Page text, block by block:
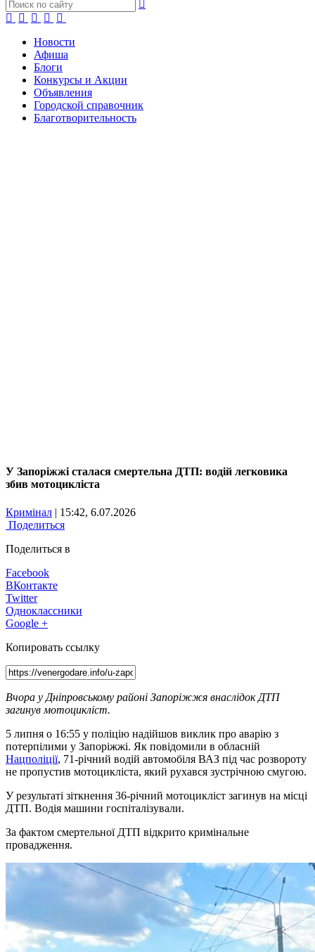
Новости
Афиша
Блоги
Конкурсы и Акции
Объявления
Городской справочник
Благотворительность
У Запоріжжі сталася смертельна ДТП: водій легковика
збив мотоцикліста
Кримінал | 15:42, 6.07.2026
Поделиться
Поделиться в
Facebook
ВКонтакте
Twitter
Одноклассники
Google +
Копировать ссылку
Вчора у Дніпровському районі Запоріжжя внаслідок ДТП
загинув мотоцикліст.
5 липня о 16:55 у поліцію надійшов виклик про аварію з
потерпілими у Запоріжжі. Як повідомили в обласній
Нацполіції, 71-річний водій автомобіля ВАЗ під час розвороту
не пропустив мотоцикліста, який рухався зустрічною смугою.
У результаті зіткнення 36-річний мотоцикліст загинув на місці
ДТП. Водія машини госпіталізували.
За фактом смертельної ДТП відкрито кримінальне
провадження.